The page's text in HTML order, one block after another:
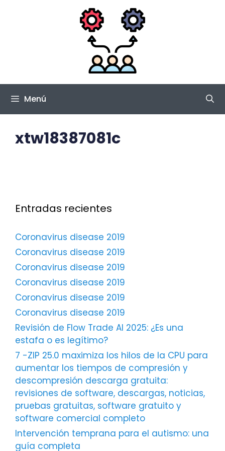
Menú
xtw18387081c
Entradas recientes
Coronavirus disease 2019
Coronavirus disease 2019
Coronavirus disease 2019
Coronavirus disease 2019
Coronavirus disease 2019
Coronavirus disease 2019
Revisión de Flow Trade AI 2025: ¿Es una
estafa o es legítimo?
7 -ZIP 25.0 maximiza los hilos de la CPU para
aumentar los tiempos de compresión y
descompresión descarga gratuita:
revisiones de software, descargas, noticias,
pruebas gratuitas, software gratuito y
software comercial completo
Intervención temprana para el autismo: una
guía completa